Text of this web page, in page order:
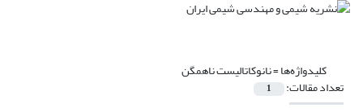
کلیدواژه‌ها =نانوکاتالیست ناهمگن
تعداد مقالات: 1